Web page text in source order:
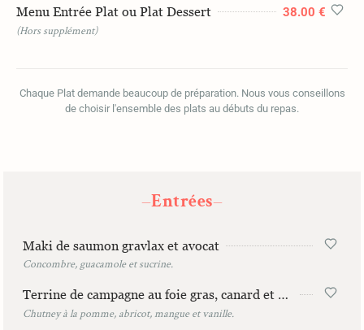
Menu Entrée Plat ou Plat Dessert
38.00 €
(Hors supplément)
Chaque Plat demande beaucoup de préparation. Nous vous conseillons
de choisir l'ensemble des plats au débuts du repas.
—Entrées—
Maki de saumon gravlax et avocat
Concombre, guacamole et sucrine.
Terrine de campagne au foie gras, canard et porc
Chutney à la pomme, abricot, mangue et vanille.